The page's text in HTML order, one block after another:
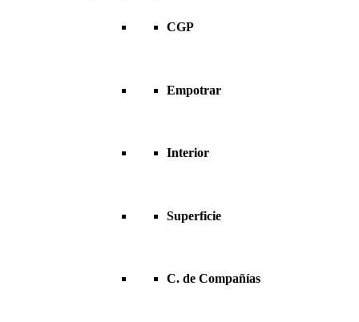
CGP
Empotrar
Interior
Superficie
C. de Compañías